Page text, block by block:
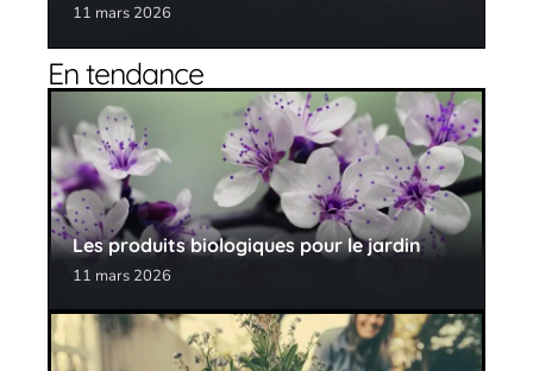
11 mars 2026
En tendance
Les produits biologiques pour le jardin
11 mars 2026